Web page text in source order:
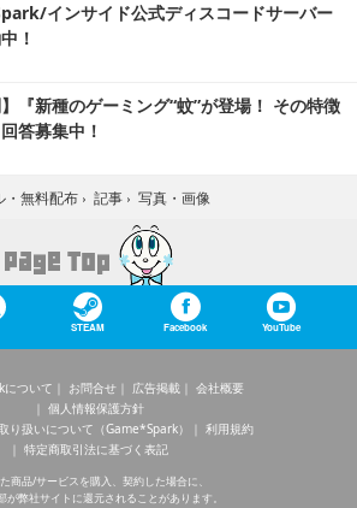
インサイド公式ディスコードサーバー
！
】『新種のゲーミング“蚊”が登場！ その特徴
答募集中！
・無料配布 › 記事 › 写真・画像
STEAM Facebook YouTube
ついて お問合せ 広告掲載
会社概要
個人情報保護方針
り扱いについて（Game*Spark）
利用規約
特定商取引法に基づく表記
商品/サービスを購入、契約した場合に、
が弊社サイトに還元されることがあります。